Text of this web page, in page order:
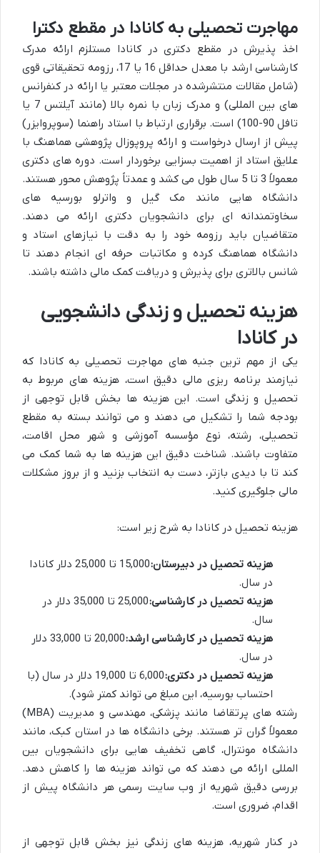
مهاجرت تحصیلی به کانادا در مقطع دکترا
اخذ پذیرش در مقطع دکتری در کانادا مستلزم ارائه مدرک
کارشناسی ارشد با معدل حداقل 16 یا 17، رزومه تحقیقاتی قوی
(شامل مقالات منتشرشده در مجلات معتبر یا ارائه در کنفرانس
های بین المللی) و مدرک زبان با نمره بالا (مانند آیلتس 7 یا
تافل 90-100) است. برقراری ارتباط با استاد راهنما (سوپروایزر)
پیش از ارسال درخواست و ارائه پروپوزال پژوهشی هماهنگ با
علایق استاد از اهمیت بسزایی برخوردار است. دوره های دکتری
معمولاً 3 تا 5 سال طول می کشد و عمدتاً پژوهش محور هستند.
دانشگاه هایی مانند مک گیل و واترلو بورسیه های
سخاوتمندانه ای برای دانشجویان دکتری ارائه می دهند.
متقاضیان باید رزومه خود را به دقت با نیازهای استاد و
دانشگاه هماهنگ کرده و مکاتبات حرفه ای انجام دهند تا
شانس بالاتری برای پذیرش و دریافت کمک مالی داشته باشند.
هزینه تحصیل و زندگی دانشجویی
در کانادا
یکی از مهم ترین جنبه های مهاجرت تحصیلی به کانادا که
نیازمند برنامه ریزی مالی دقیق است، هزینه های مربوط به
تحصیل و زندگی است. این هزینه ها بخش قابل توجهی از
بودجه شما را تشکیل می دهند و می توانند بسته به مقطع
تحصیلی، رشته، نوع مؤسسه آموزشی و شهر محل اقامت،
متفاوت باشند. شناخت دقیق این هزینه ها به شما کمک می
کند تا با دیدی بازتر، دست به انتخاب بزنید و از بروز مشکلات
مالی جلوگیری کنید.
هزینه تحصیل در کانادا به شرح زیر است:
هزینه تحصیل در دبیرستان:
15,000 تا 25,000 دلار کانادا
در سال.
هزینه تحصیل در کارشناسی:
25,000 تا 35,000 دلار در
سال.
هزینه تحصیل در کارشناسی ارشد:
20,000 تا 33,000 دلار
در سال.
هزینه تحصیل در دکتری:
6,000 تا 19,000 دلار در سال (با
احتساب بورسیه، این مبلغ می تواند کمتر شود).
رشته های پرتقاضا مانند پزشکی، مهندسی و مدیریت (MBA)
معمولاً گران تر هستند. برخی دانشگاه ها در استان کبک، مانند
دانشگاه مونترال، گاهی تخفیف هایی برای دانشجویان بین
المللی ارائه می دهند که می تواند هزینه ها را کاهش دهد.
بررسی دقیق شهریه از وب سایت رسمی هر دانشگاه پیش از
اقدام، ضروری است.
در کنار شهریه، هزینه های زندگی نیز بخش قابل توجهی از